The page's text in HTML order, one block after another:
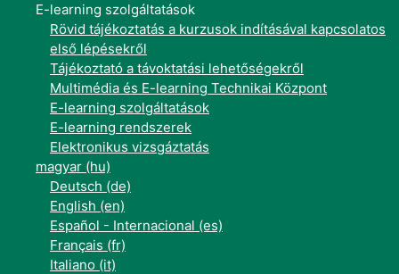
E-learning szolgáltatások
Rövid tájékoztatás a kurzusok indításával kapcsolatos
első lépésekről
Tájékoztató a távoktatási lehetőségekről
Multimédia és E-learning Technikai Központ
E-learning szolgáltatások
E-learning rendszerek
Elektronikus vizsgáztatás
magyar ‎(hu)‎
Deutsch ‎(de)‎
English ‎(en)‎
Español - Internacional ‎(es)‎
Français ‎(fr)‎
Italiano ‎(it)‎